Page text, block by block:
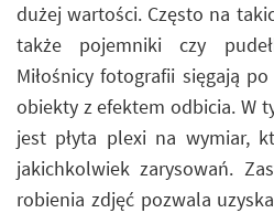
dużej wartości. Często na
także pojemniki czy
Miłośnicy fotografii sięgają
obiekty z efektem odbicia. W
jest płyta plexi na wymiar,
jakichkolwiek zarysowań.
robienia zdjęć pozwala